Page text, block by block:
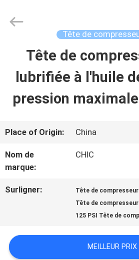
ACCUEIL
PRODUITS
À
PROPOS
DE
NOUS
DE
Yang
Reserved.
Tête de
Tête de
lubrifiée à l'huile
pression
Place of Origin: China
Nom de
marque:
CHIC
Surligner: Tête de
Tête de
125 PSI Tête de
MEILLEUR PRIX